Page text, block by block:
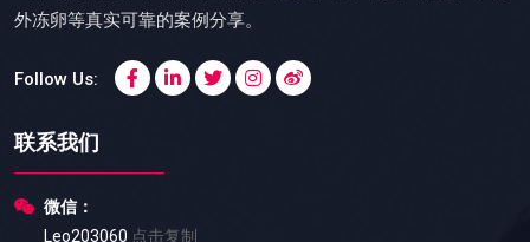
外冻卵等真实可靠的案例分享。
Follow Us:
联系我们
微信：
Leo203060 点击复制